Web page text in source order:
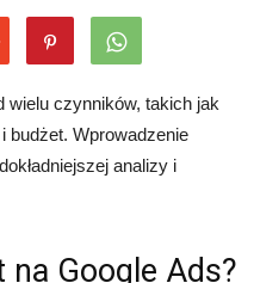
wielu czynników, takich jak
budżet. Wprowadzenie
analizy i
Google Ads?